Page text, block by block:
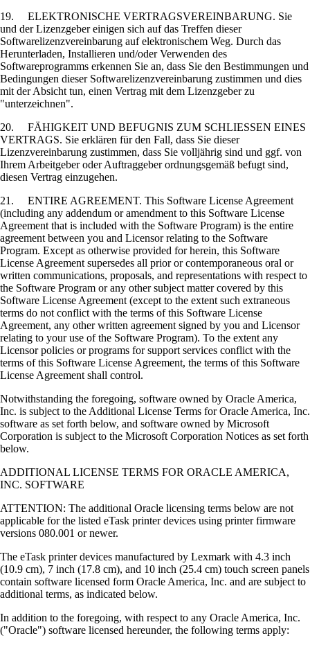
19. ELEKTRONISCHE VERTRAGSVEREINBARUNG. Sie
und der Lizenzgeber einigen sich auf das Treffen dieser
Softwarelizenzvereinbarung auf elektronischem Weg. Durch das
Herunterladen, Installieren und/oder Verwenden des
Softwareprogramms erkennen Sie an, dass Sie den Bestimmungen und
Bedingungen dieser Softwarelizenzvereinbarung zustimmen und dies
mit der Absicht tun, einen Vertrag mit dem Lizenzgeber zu
"unterzeichnen".
20. FÄHIGKEIT UND BEFUGNIS ZUM SCHLIESSEN EINES
VERTRAGS. Sie erklären für den Fall, dass Sie dieser
Lizenzvereinbarung zustimmen, dass Sie volljährig sind und ggf. von
Ihrem Arbeitgeber oder Auftraggeber ordnungsgemäß befugt sind,
diesen Vertrag einzugehen.
21. ENTIRE AGREEMENT. This Software License Agreement
(including any addendum or amendment to this Software License
Agreement that is included with the Software Program) is the entire
agreement between you and Licensor relating to the Software
Program. Except as otherwise provided for herein, this Software
License Agreement supersedes all prior or contemporaneous oral or
written communications, proposals, and representations with respect to
the Software Program or any other subject matter covered by this
Software License Agreement (except to the extent such extraneous
terms do not conflict with the terms of this Software License
Agreement, any other written agreement signed by you and Licensor
relating to your use of the Software Program). To the extent any
Licensor policies or programs for support services conflict with the
terms of this Software License Agreement, the terms of this Software
License Agreement shall control.
Notwithstanding the foregoing, software owned by Oracle America,
Inc. is subject to the Additional License Terms for Oracle America, Inc.
software as set forth below, and software owned by Microsoft
Corporation is subject to the Microsoft Corporation Notices as set forth
below.
ADDITIONAL LICENSE TERMS FOR ORACLE AMERICA,
INC. SOFTWARE
ATTENTION: The additional Oracle licensing terms below are not
applicable for the listed eTask printer devices using printer firmware
versions 080.001 or newer.
The eTask printer devices manufactured by Lexmark with 4.3 inch
(10.9 cm), 7 inch (17.8 cm), and 10 inch (25.4 cm) touch screen panels
contain software licensed form Oracle America, Inc. and are subject to
additional terms, as indicated below.
In addition to the foregoing, with respect to any Oracle America, Inc.
("Oracle") software licensed hereunder, the following terms apply: